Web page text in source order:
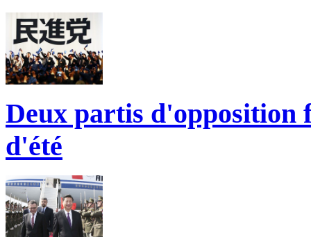
Deux partis d'opposition
d'été